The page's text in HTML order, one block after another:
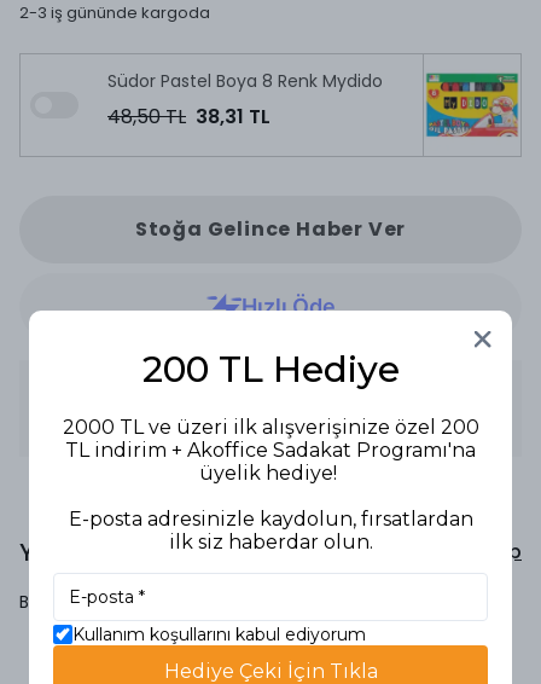
2-3 iş gününde kargoda
Südor Pastel Boya 8 Renk Mydido
48,50 TL 38,31 TL
Stoğa Gelince Haber Ver
SULUBOYA DEFTERİ 25X25 300GR 10LU YUVARLAK
Yorumlar Yorum Yap
Bu ürün için henüz yorum yapılmamış.
200 TL Hediye
2000 TL ve üzeri ilk alışverişinize özel 200
TL indirim + Akoffice Sadakat Programı'na
üyelik hediye!
E-posta adresinizle kaydolun, fırsatlardan
ilk siz haberdar olun.
Kullanım koşullarını kabul ediyorum
Hediye Çeki İçin Tıkla